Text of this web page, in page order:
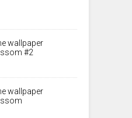
wallpaper
#2
wallpaper